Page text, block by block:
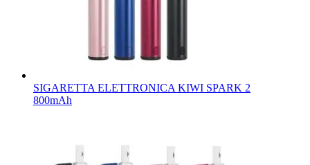
SIGARETTA ELETTRONICA KIWI SPARK 2
800mAh